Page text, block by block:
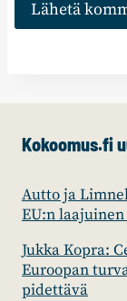
Kokoomus.fi
Autto ja
EU:n
Jukka Kopra:
Euroopan
pidettävä